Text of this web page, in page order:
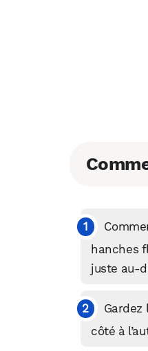
hanches
juste au-
Gardez
côté à